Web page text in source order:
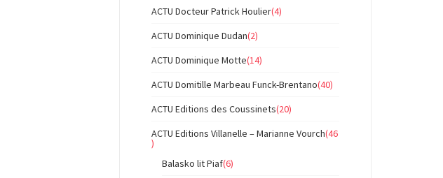
ACTU Docteur Patrick Houlier(4)
ACTU Dominique Dudan(2)
ACTU Dominique Motte(14)
ACTU Domitille Marbeau Funck-Brentano(40)
ACTU Editions des Coussinets(20)
ACTU Editions Villanelle – Marianne Vourch(46
)
Balasko lit Piaf(6)